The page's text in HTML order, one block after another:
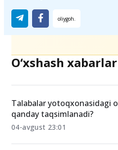
Ulashing
O‘xshash xabarlar
qanday taqsimlanadi?